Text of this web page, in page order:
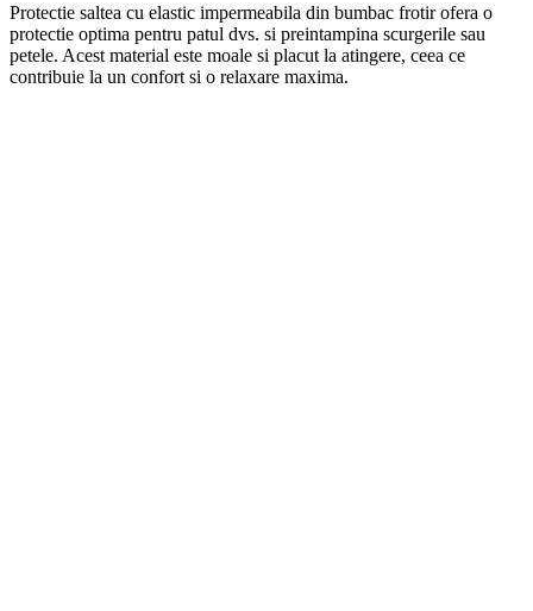
Protectie saltea cu elastic impermeabila din bumbac frotirofera o
protectie optima pentru patul dvs. si preintampina scurgerile sau
petele. Acest material este moale si placut la atingere, ceea ce
contribuie la un confort si o relaxare maxima.